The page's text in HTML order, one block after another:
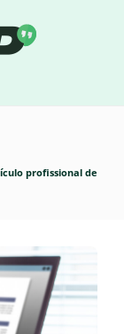
profissional de